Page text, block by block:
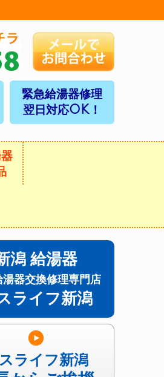
緊急給湯器修理
翌日対応OK！
潟 給湯器
湯器交換修理専門店
ライフ新潟
ライフ新潟